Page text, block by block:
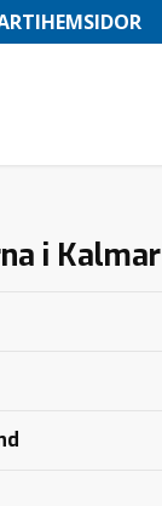
i Kalmar